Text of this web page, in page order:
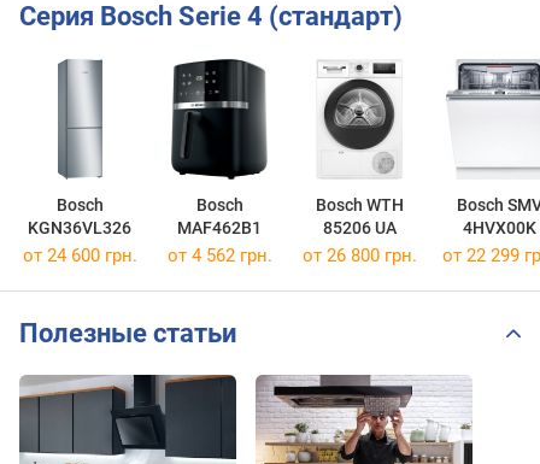
Серия Bosch Serie 4 (стандарт)
Bosch
KGN36VL326
Bosch
MAF462B1
Bosch WTH
85206 UA
Bosch
4HVX00K
от 24 600 грн. от 4 562 грн. от 26 800 грн. от 22 299
Полезные статьи